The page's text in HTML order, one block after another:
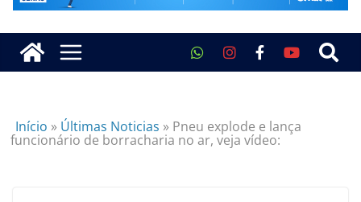
Início » Últimas Noticias » Pneu explode e lança
funcionário de borracharia no ar, veja vídeo: